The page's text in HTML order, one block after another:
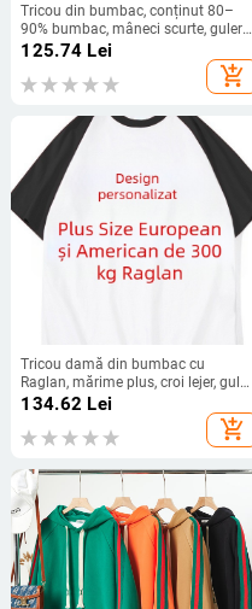
Tricou din bumbac, conținut 80–
90% bumbac, mâneci scurte, guler
rotund, stil simplu
125.74 Lei
add_shopping_cart
Tricou damă din bumbac cu
Raglan, mărime plus, croi lejer, guler
rotund, acoperire a burții
134.62 Lei
add_shopping_cart